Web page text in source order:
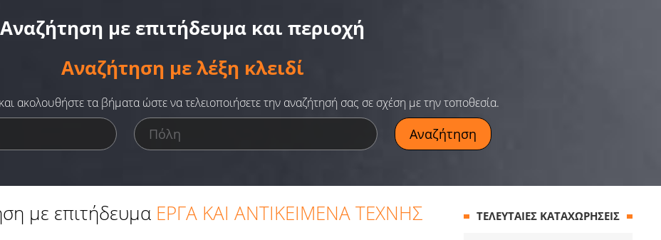
Αναζήτηση με επιτήδευμα και περιοχή
Αναζήτηση με λέξη κλειδί
ακολουθήστε τα βήματα ώστε να τελειοποιήσετε την αναζήτησή σας σε σχέση με την τοποθεσία.
με επιτήδευμα ΕΡΓΑ ΚΑΙ ΑΝΤΙΚΕΙΜΕΝΑ ΤΕΧΝΗΣ ΤΕΛΕΥΤΑΙΕΣ ΚΑΤΑΧΩΡΗΣΕΙΣ